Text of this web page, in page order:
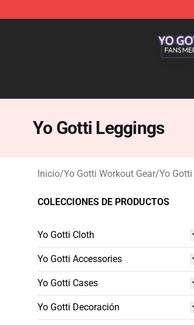
Yo Gotti Leggings
Inicio/Yo Gotti Workout Gear/Yo
COLECCIONES DE PRODUCTOS
Yo Gotti Cloth
Yo Gotti Accessories
Yo Gotti Cases
Yo Gotti Decoración